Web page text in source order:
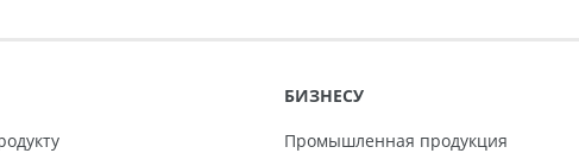
БИЗНЕСУ
Промышленная продукция